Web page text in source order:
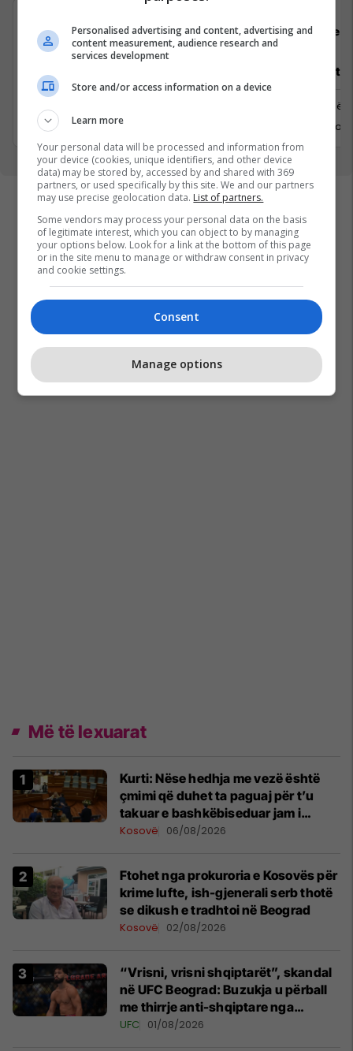
Padel Zone
Recepsionist/e
Prishtine
31 Gusht 2026
Architect
Prishtinë
6 Shtator
Më të lexuarat
Kurti: Nëse hedhja me vezë është
çmimi që duhet ta paguaj për t’u
takuar e bashkëbiseduar jam i
lumtur ta bëj këtë
Kosovë 06/08/2026
Ftohet nga prokuroria e Kosovës për
krime lufte, ish-gjenerali serb thotë
se dikush e tradhtoi në Beograd
Kosovë 02/08/2026
“Vrisni, vrisni shqiptarët”, skandal
në UFC Beograd: Buzukja u përball
me thirrje anti-shqiptare nga
tribunat
UFC 01/08/2026
Personalised advertising and content, advertising and
content measurement, audience research and
services development
Store and/or access information on a device
Learn more
Your personal data will be processed and information from
your device (cookies, unique identifiers, and other device
data) may be stored by, accessed by and shared with 369
partners, or used specifically by this site. We and our partners
may use precise geolocation data. List of partners.
Some vendors may process your personal data on the basis
of legitimate interest, which you can object to by managing
your options below. Look for a link at the bottom of this page
or in the site menu to manage or withdraw consent in privacy
and cookie settings.
Consent
Manage options